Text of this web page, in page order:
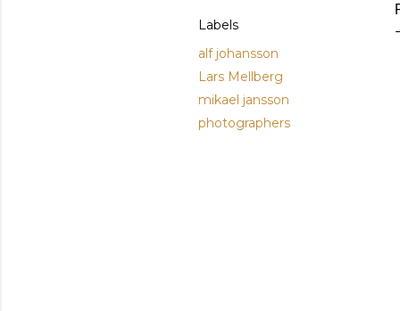
Labels
alf johansson
Lars Mellberg
mikael jansson
photographers